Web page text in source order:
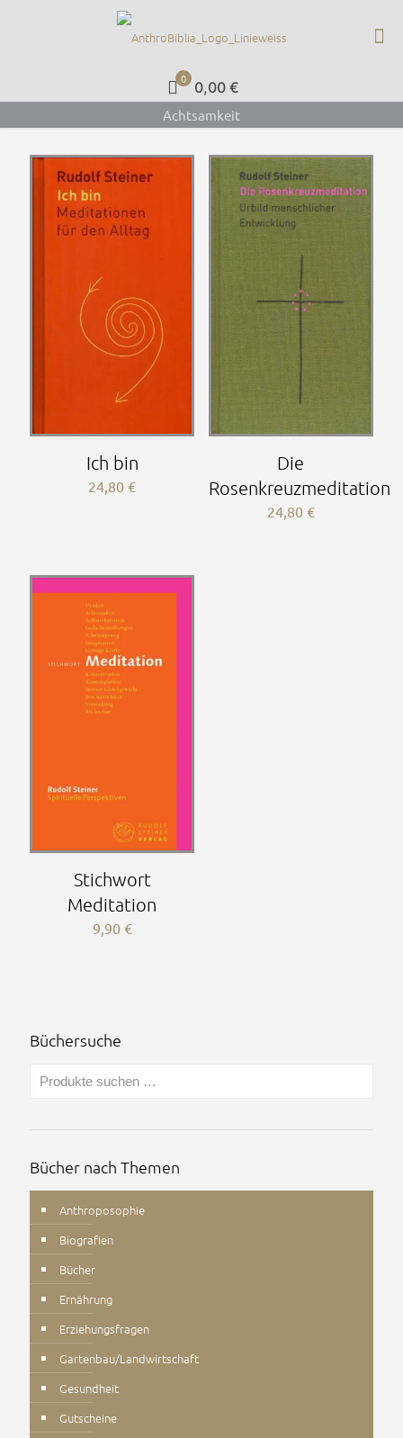
0 0,00 €
Achtsamkeit
Ich bin
24,80€
Die
Rosenkreuzmeditation
24,80 €
Stichwort
Meditation
9,90 €
Büchersuche
Bücher nach Themen
Anthroposophie
Biografien
Bücher
Ernährung
Erziehungsfragen
Gartenbau/Landwirtschaft
Gesundheit
Gutscheine